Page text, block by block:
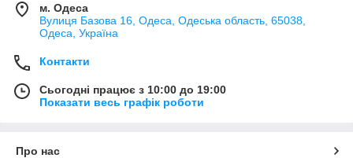
м. Одеса
Вулиця Базова 16, Одеса, Одеська область, 65038,
Одеса, Україна
Контакти
Сьогодні працює з 10:00 до 19:00
Показати весь графік роботи
Про нас